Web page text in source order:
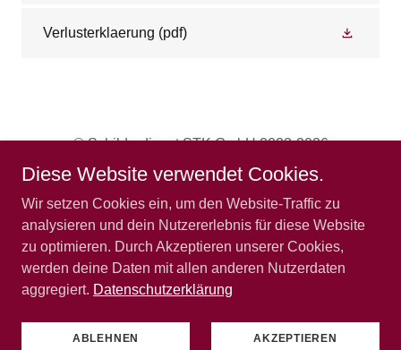
Verlusterklaerung (pdf)
© Schilderdienst STK GmbH 2023-2026
DATENSCHUTZHINWEISE
IMPRESSUM
Diese Website verwendet Cookies.
Wir setzen Cookies ein, um den Website-Traffic zu
analysieren und dein Nutzererlebnis für diese Website
zu optimieren. Durch Akzeptieren unserer Cookies,
werden deine Daten mit allen anderen Nutzerdaten
aggregiert. Datenschutzerklärung
ABLEHNEN AKZEPTIEREN